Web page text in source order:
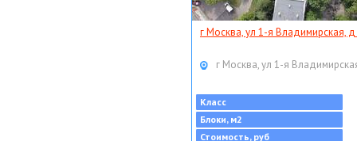
г Москва, ул 1-я Владимирская, д
г Москва, ул 1-я
Класс
Блоки, м2
Стоимость, руб